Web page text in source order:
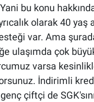
bu konu
olarak 40 yaş
var. Ama
çok büyük
varsa
İndirimli
çiftçi de